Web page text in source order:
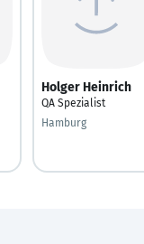
Holger Heinrich
QA Spezialist
Hamburg